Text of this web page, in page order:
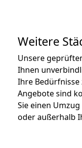
Weitere
Unsere
Ihnen
Ihre Bedürfnisse
Angebote sind
Sie einen
oder außerhalb